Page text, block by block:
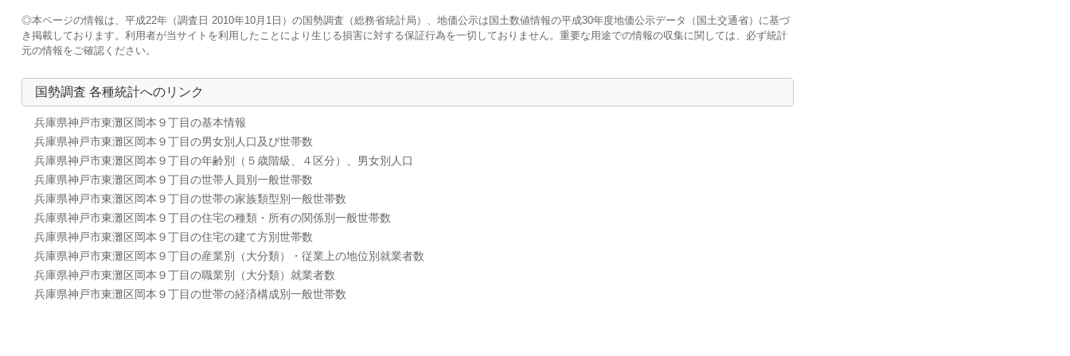
◎本ページの情報は、平成22年（調査日 2010年10月1日）の国勢調査（総務省統計局）、地価公示は国土数値情報の平成30年度地価公示データ（国土交通省）に基づ
き掲載しております。利用者が当サイトを利用したことにより生じる損害に対する保証行為を一切しておりません。重要な用途での情報の収集に関しては、必ず統計
元の情報をご確認ください。
国勢調査 各種統計へのリンク
兵庫県神戸市東灘区岡本９丁目の基本情報
兵庫県神戸市東灘区岡本９丁目の男女別人口及び世帯数
兵庫県神戸市東灘区岡本９丁目の年齢別（５歳階級、４区分）、男女別人口
兵庫県神戸市東灘区岡本９丁目の世帯人員別一般世帯数
兵庫県神戸市東灘区岡本９丁目の世帯の家族類型別一般世帯数
兵庫県神戸市東灘区岡本９丁目の住宅の種類・所有の関係別一般世帯数
兵庫県神戸市東灘区岡本９丁目の住宅の建て方別世帯数
兵庫県神戸市東灘区岡本９丁目の産業別（大分類）・従業上の地位別就業者数
兵庫県神戸市東灘区岡本９丁目の職業別（大分類）就業者数
兵庫県神戸市東灘区岡本９丁目の世帯の経済構成別一般世帯数